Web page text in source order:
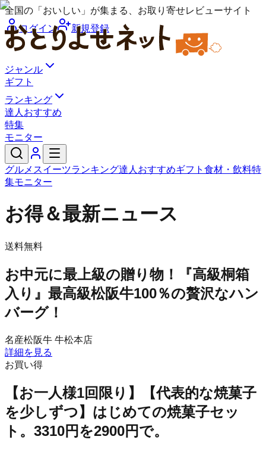
全国の「おいしい」が集まる、お取り寄せレビューサイト
ログイン
新規登録
ジャンル
ギフト
ランキング
達人おすすめ
特集
モニター
グルメ スイーツランキング達人おすすめギフト 食材・飲料特
集モニター
お得＆最新ニュース
送料無料
お中元に最上級の贈り物！『高級桐箱
入り』最高級松阪牛100％の贅沢なハン
バーグ！
名産松阪牛 牛松本店
詳細を見る
お買い得
【お一人様1回限り】【代表的な焼菓子
を少しずつ】はじめての焼菓子セッ
ト。3310円を2900円で。